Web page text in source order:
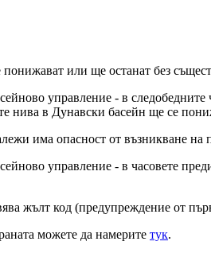
или ще останат без
управление - в
нива в Дунавски басейн ще се
има опасност от възникване на
управление - в часовете
жълт код (предупреждение от
можете да намерите тук.